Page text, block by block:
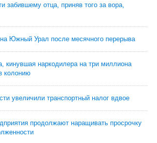
забившему отца, приняв того за вора,
Южный Урал после месячного перерыва
кинувшая наркодилера на три миллиона
колонию
увеличили транспортный налог вдвое
продолжают наращивать просрочку